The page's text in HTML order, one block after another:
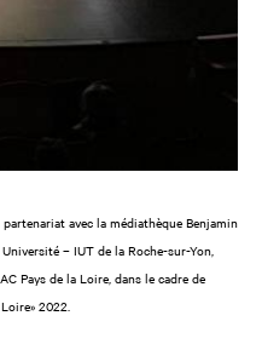
avec la médiathèque Benjamin
– IUT de la Roche-sur-Yon,
Pays de la Loire, dans le cadre de
2022.